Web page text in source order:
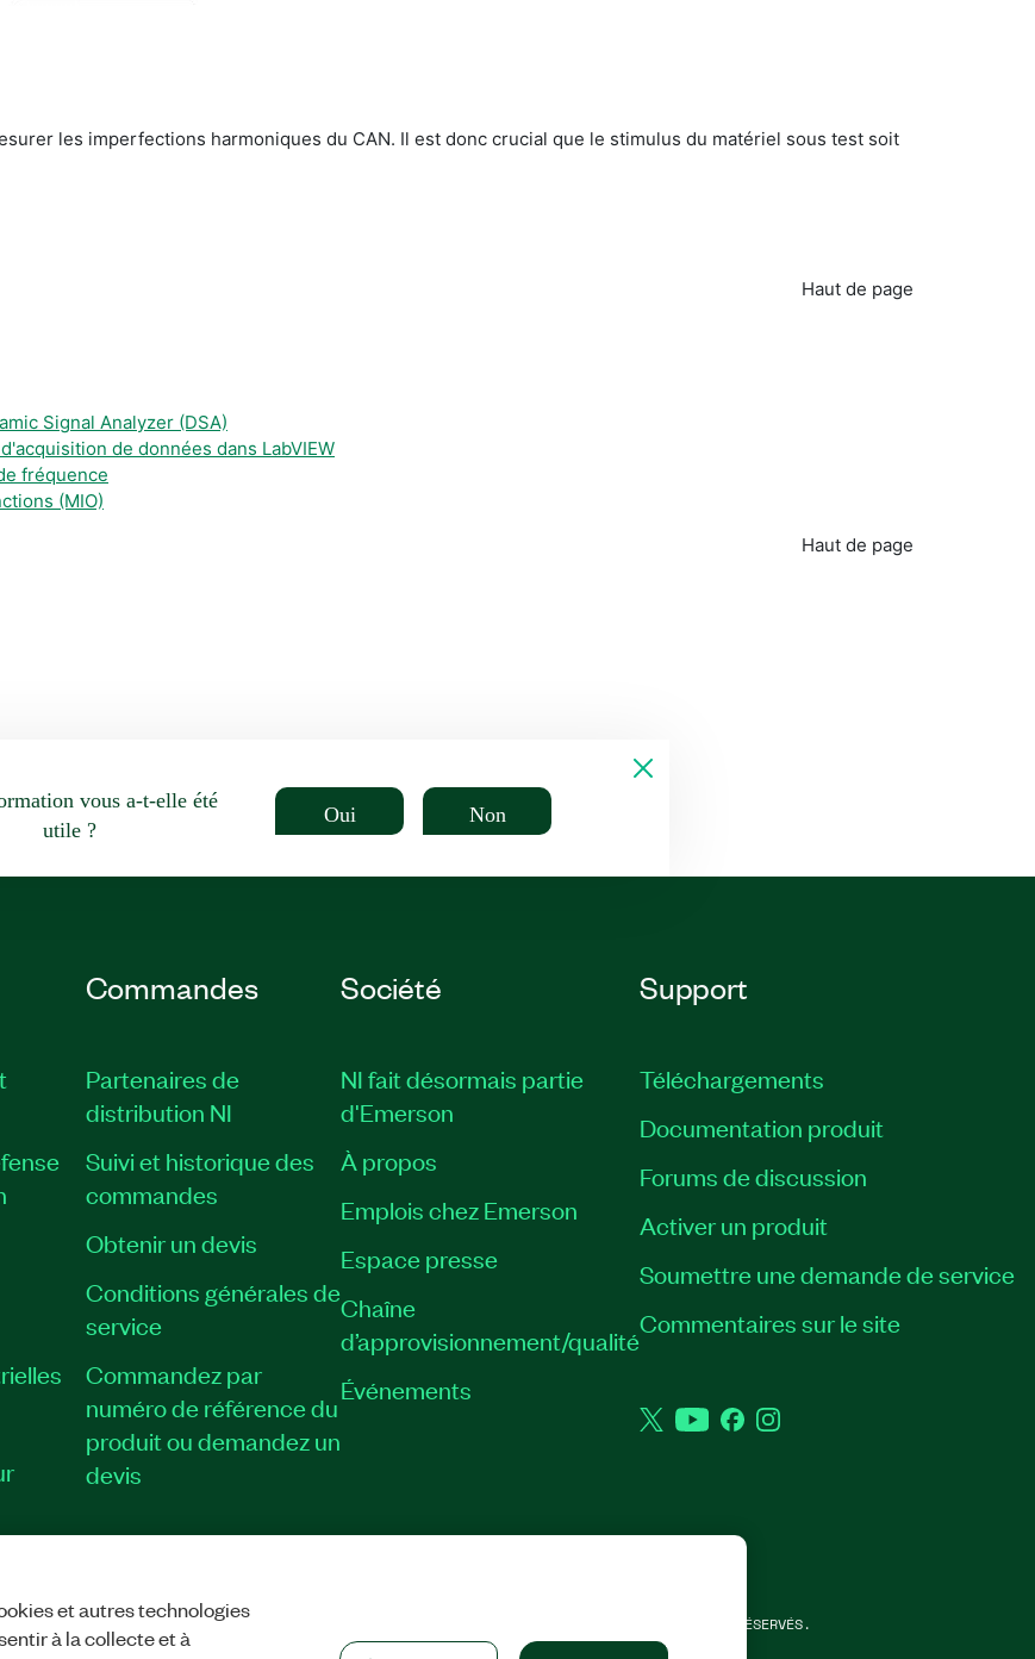
les imperfections harmoniques du CAN. Il est donc crucial que le stimulus du matériel sous test soit
Haut de page
Signal Analyzer (DSA)
de données dans LabVIEW
fréquence
(MIO)
Haut de page
vous a-t-elle été
utile ?
Oui Non
Commandes
Partenaires de
distribution NI
Suivi et historique des
commandes
Obtenir un devis
Conditions générales de
service
Commandez par
numéro de référence du
produit ou demandez un
devis
Société
NI fait désormais partie
d'Emerson
À propos
Emplois chez Emerson
Espace presse
Chaîne
d’approvisionnement/qualité
Événements
Support
Téléchargements
Documentation produit
Forums de discussion
Activer un produit
Soumettre une demande de service
Commentaires sur le site
TwitterYouTubeFacebookInstagram
|CONFIDENTIALITÉ |GÉRER LES COOKIES NATIONAL INSTRUMENTS CORP. TOUS DROITS RÉSERVÉS.
et autres technologies
à la collecte et à